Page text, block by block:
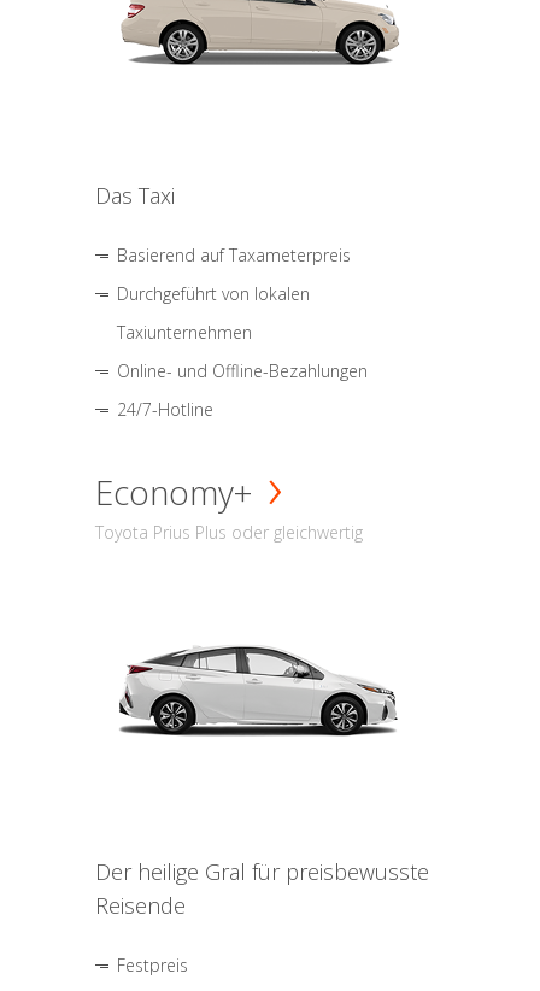
Das Taxi
Basierend auf Taxameterpreis
Durchgeführt von lokalen
Taxiunternehmen
Online- und Offline-Bezahlungen
24/7-Hotline
Economy+
Toyota Prius Plus oder gleichwertig
Der heilige Gral für preisbewusste
Reisende
Festpreis